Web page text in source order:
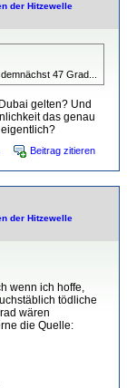
der Hitzewelle
47 Grad...
gelten? Und
das genau
Beitrag zitieren
der Hitzewelle
wenn ich hoffe,
tödliche
wären
die Quelle: